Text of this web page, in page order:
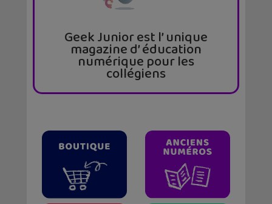
Geek Junior est l’ unique
magazine d’ éducation
numérique pour les
collégiens